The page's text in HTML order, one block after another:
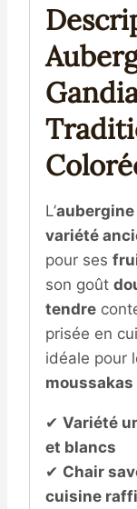
L’aubergine
variété
pour ses
son goût
tendre
prisée en
idéale pour
✔ Variété
et blancs
✔ Chair
cuisine